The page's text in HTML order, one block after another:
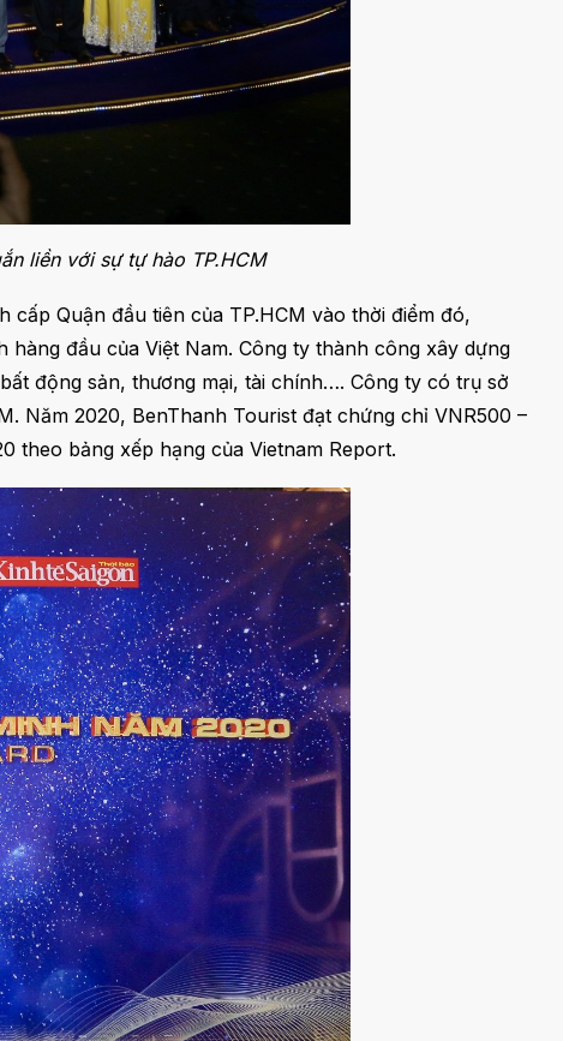
liền với sự tự hào TP.HCM
Quận đầu tiên của TP.HCM vào thời điểm đó,
đầu của Việt Nam. Công ty thành công xây dựng
động sản, thương mại, tài chính…. Công ty có trụ sở
Năm 2020, BenThanh Tourist đạt chứng chỉ VNR500 –
theo bảng xếp hạng của Vietnam Report.